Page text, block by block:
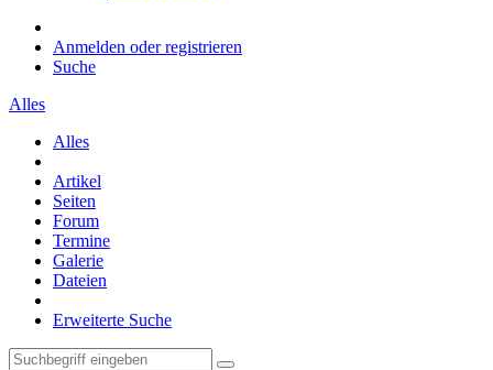
Anmelden oder registrieren
Suche
Alles
Alles
Artikel
Seiten
Forum
Termine
Galerie
Dateien
Erweiterte Suche